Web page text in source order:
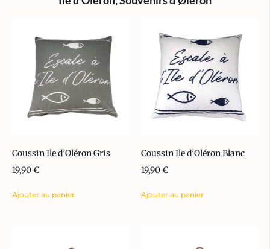
Coussin Ile d’Oléron Gris
19,90€
Ajouter au panier
Coussin Ile d’Oléron Blanc
19,90€
Ajouter au panier